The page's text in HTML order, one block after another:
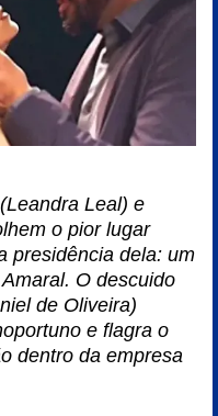
Leal) e
o pior lugar
presidência dela: um
O descuido
de Oliveira)
e flagra o
dentro da empresa